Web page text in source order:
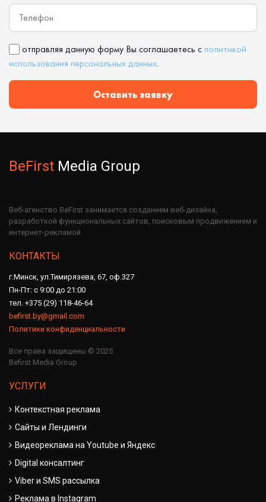
отправляя данную форму Вы соглашаетесь с политикой
использования персональных данных
Оставить заявку
BeFirst Media Group
Веб-агенство BeFirst занимается созданием веб-дизайна,
разработкой функциональных сайтов, поисковым продвижением и
интернет-рекламой
КОНТАКТЫ
г.Минск, ул.Тимирязева, 67, оф.327
Пн-Пт: с 9:00 до 21:00
тел. +375 (29) 118-46-64
befirst.by@gmail.com
Политики конфиденциальности
Все права защищены © 2025
Befirst Media Group
УСЛУГИ
Контекстная реклама
Сайты и Лендинги
Видеореклама на Youtube и Яндекс
Digital консалтинг
Viber и SMS рассылка
Реклама в Instagram